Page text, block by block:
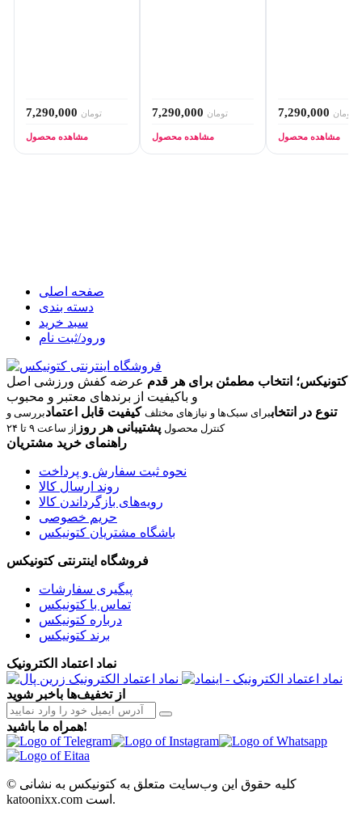
7,290,000 تومان
مشاهده محصول
7,290,000 تومان
مشاهده محصول
7,290,000 تومان
مشاهده محصول
صفحه اصلی
دسته بندی
سبد خرید
ورود/ثبت نام
کتونیکس؛ انتخاب مطمئن برای هر قدم عرضه کفش ورزشی اصل
و باکیفیت از برندهای معتبر و محبوب
تنوع در انتخاببرای سبک‌ها و نیازهای مختلف کیفیت قابل اعتمادبررسی و
کنترل محصول پشتیبانی هر روز از ساعت ۹ تا ۲۴
راهنمای خرید مشتریان
نحوه ثبت سفارش و پرداخت
روند ارسال کالا
رویه‌های بازگرداندن کالا
حریم خصوصی
باشگاه مشتریان کتونیکس
فروشگاه اینترنتی کتونیکس
پیگیری سفارشات
تماس با کتونیکس
درباره کتونیکس
برند کتونیکس
نماد اعتماد الکترونیک
از تخفیف‌ها باخبر شوید
همراه ما باشید!
© کلیه حقوق این وب‌سایت متعلق به کتونیکس به نشانی
katoonixx.com است.